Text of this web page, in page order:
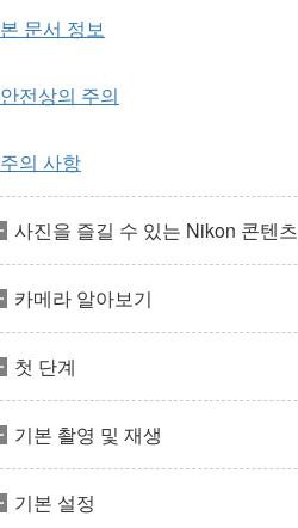
본 문서 정보
안전상의 주의
주의 사항
사진을 즐길 수 있는 Nikon 콘텐츠
카메라 알아보기
첫 단계
기본 촬영 및 재생
기본 설정